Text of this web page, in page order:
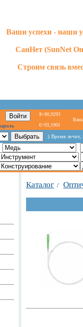
Ваши успехи - наши
СанНет (SunNet
Строим связь
$=80,9293
€=93,1901
:) Время лечит,
Каталог /